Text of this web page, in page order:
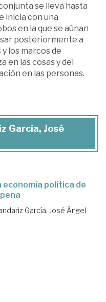
se lleva hasta
inicia con una
en la que se aúnan
posteriormente a
los marcos de
en las cosas y del
en las personas.
García, José
economía política de
García, José Ángel